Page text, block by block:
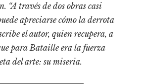
“A través de dos obras casi
apreciarse cómo la derrota
el autor, quien recupera, a
para Bataille era la fuerza
del arte: su miseria.